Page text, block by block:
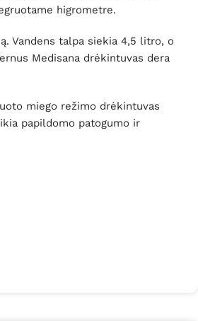
higrometre.
Vandens talpa siekia 4,5 litro, o
Medisana drėkintuvas dera
miego režimo drėkintuvas
papildomo patogumo ir